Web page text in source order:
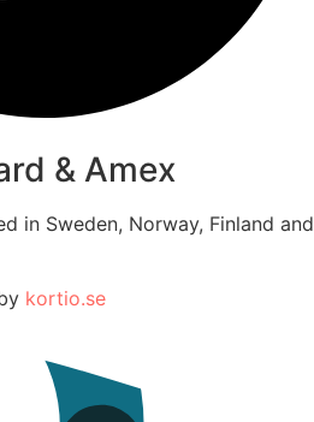
& Amex
in Sweden, Norway, Finland and
kortio.se